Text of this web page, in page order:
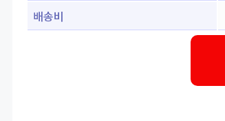
배송비